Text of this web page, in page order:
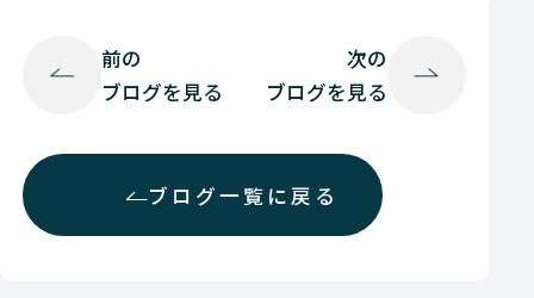
前の
ブログを見る
ブログ一覧に戻る
次の
ブログを見る